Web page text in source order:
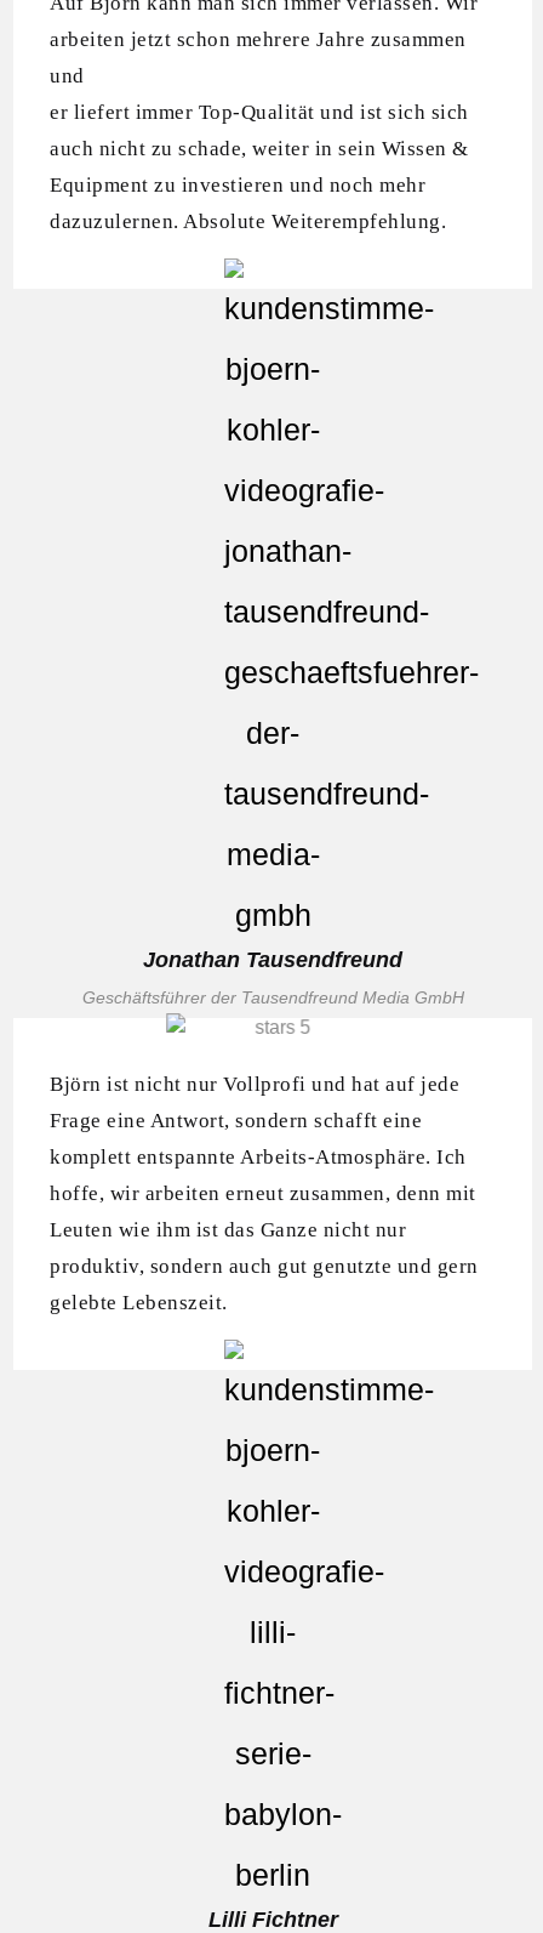
arbeiten jetzt schon mehrere Jahre zusammen
und
er liefert immer Top-Qualität und ist sich sich
auch nicht zu schade, weiter in sein Wissen &
Equipment zu investieren und noch mehr
dazuzulernen. Absolute Weiterempfehlung.
Jonathan Tausendfreund
Geschäftsführer der Tausendfreund Media GmbH
Björn ist nicht nur Vollprofi und hat auf jede
Frage eine Antwort, sondern schafft eine
komplett entspannte Arbeits-Atmosphäre. Ich
hoffe, wir arbeiten erneut zusammen, denn mit
Leuten wie ihm ist das Ganze nicht nur
produktiv, sondern auch gut genutzte und gern
gelebte Lebenszeit.
Lilli Fichtner